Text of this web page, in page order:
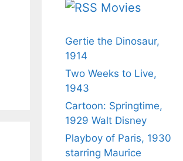
Movies
Gertie the Dinosaur,
1914
Two Weeks to Live,
1943
Cartoon: Springtime,
1929 Walt Disney
Playboy of Paris, 1930
starring Maurice